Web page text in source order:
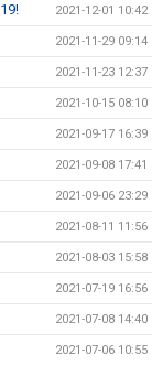
2021-12-01 10:42
2021-11-29 09:14
2021-11-23 12:37
2021-10-15 08:10
2021-09-17 16:39
2021-09-08 17:41
2021-09-06 23:29
2021-08-11 11:56
2021-08-03 15:58
2021-07-19 16:56
2021-07-08 14:40
2021-07-06 10:55